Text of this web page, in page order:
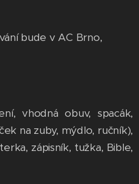
bude v AC Brno,
vhodná obuv, spacák,
na zuby, mýdlo, ručník),
zápisník, tužka, Bible,